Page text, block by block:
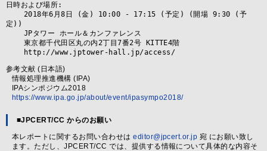
日時および場所:
定))
    http://www.jptower-hall.jp/access/
参考文献 (日本語)
情報処理推進機構 (IPA)
IPAシンポジウム2018
https://www.ipa.go.jp/about/event/ipasympo2018/
■JPCERT/CC からのお願い
本レポートに関するお問い合わせはeditor@jpcert.or.jp 宛 にお願い致し
ます。ただし、JPCERT/CC では、提供する情報について具体的な内容そ